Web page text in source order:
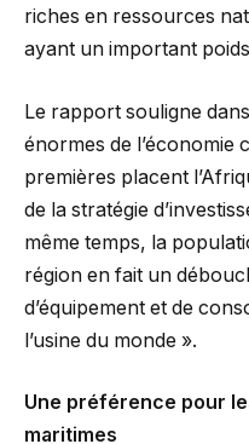
riches en ressources
ayant un important
Le rapport souligne
énormes de l’économie
premières placent
de la stratégie
même temps, la
région en fait un
d’équipement et de
l’usine du monde ».
Une préférence pour
maritimes